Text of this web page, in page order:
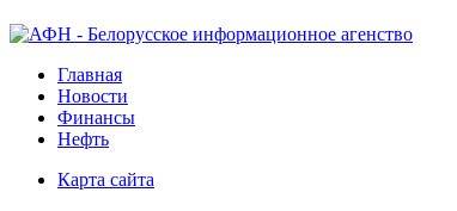
Главная
Новости
Финансы
Нефть
Карта сайта